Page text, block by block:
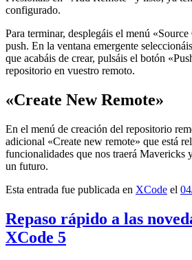
configurado.
Para terminar, desplegáis el menú
push. En la ventana emergente
que acabáis de crear, pulsáis el botón
repositorio en vuestro remoto.
«Create New Remote»
En el menú de creación del repositorio
adicional «Create new remote» que está
funcionalidades que nos traerá Mavericks
un futuro.
Esta entrada fue publicada en XCode el
Repaso rápido a las
XCode 5